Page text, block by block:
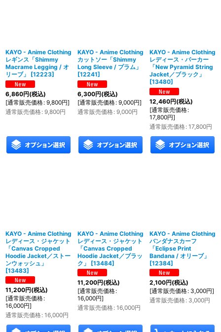
KAYO - Anime Clothing
レギンス「Shimmy
Macrame Legging / オ
リーブ」
[12223]
6,860円(税込)
[通常販売価格: 9,800円]
通常販売価格: 9,800円
KAYO - Anime Clothing
カットソー「Shimmy
Long Sleeve / プラム」
[12241]
6,300円(税込)
[通常販売価格: 9,000円]
通常販売価格: 9,000円
KAYO - Anime Clothing
レディース・パーカー
「New Pyramid String
Jacket／ブラック」
[13480]
12,460円(税込)
[通常販売価格:
17,800円]
通常販売価格: 17,800円
KAYO - Anime Clothing
レディース・ジャケット
「Canvas Cropped
Hoodie Jacket／ストー
ンウォッシュ」
[13483]
11,200円(税込)
[通常販売価格:
16,000円]
通常販売価格: 16,000円
KAYO - Anime Clothing
レディース・ジャケット
「Canvas Cropped
Hoodie Jacket／ブラッ
ク」
[13484]
11,200円(税込)
[通常販売価格:
16,000円]
通常販売価格: 16,000円
KAYO - Anime Clothing
バンダナスカーフ
「Eclipse Print
Bandana / オリーブ」
[12384]
2,100円(税込)
[通常販売価格: 3,000円]
通常販売価格: 3,000円